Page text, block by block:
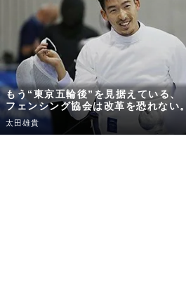
もう“東京五輪後”を見据えている、
フェンシング協会は改革を恐れない。
太田雄貴